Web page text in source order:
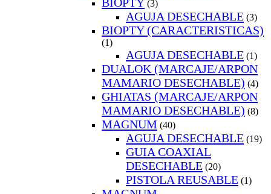
(3)
AGUJA DESECHABLE (3)
BIOPTY (CARACTERISTICAS)
(1)
AGUJA DESECHABLE (1)
DUALOK (MARCAJE/ARPON
MAMARIO DESECHABLE) (4)
GHIATAS (MARCAJE/ARPON
MAMARIO DESECHABLE) (8)
MAGNUM (40)
AGUJA DESECHABLE (19)
GUIA COAXIAL
DESECHABLE (20)
PISTOLA REUSABLE (1)